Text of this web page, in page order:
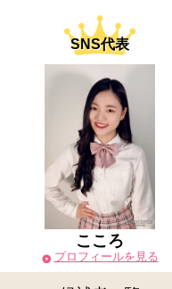
SNS代表
こころ
プロフィールを見る